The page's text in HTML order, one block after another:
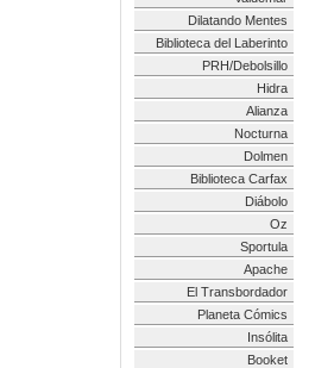
Dilatando Mentes
Biblioteca del Laberinto
PRH/Debolsillo
Hidra
Alianza
Nocturna
Dolmen
Biblioteca Carfax
Diábolo
Oz
Sportula
Apache
El Transbordador
Planeta Cómics
Insólita
Booket